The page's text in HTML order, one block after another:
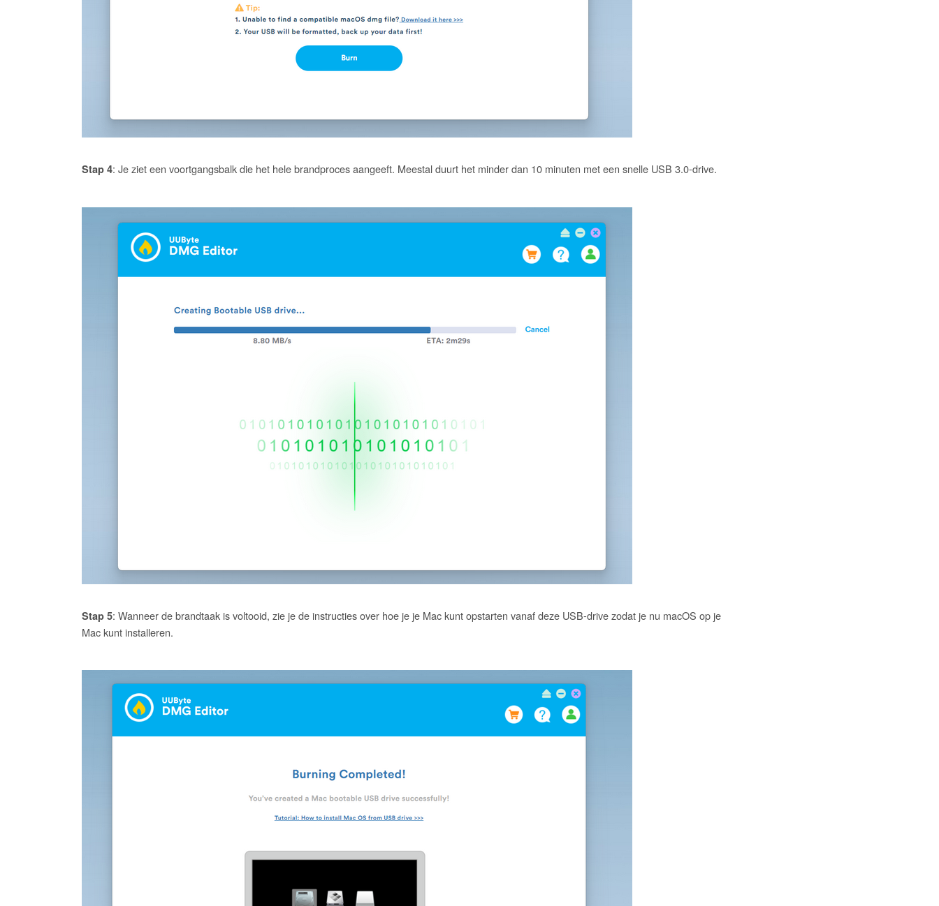
Stap 4: Je ziet een voortgangsbalk die het hele brandproces aangeeft. Meestal duurt het minder dan 10 minuten met een snelle USB 3.0-drive.
Stap 5: Wanneer de brandtaak is voltooid, zie je de instructies over hoe je je Mac kunt opstarten vanaf deze USB-drive zodat je nu macOS op je
Mac kunt installeren.